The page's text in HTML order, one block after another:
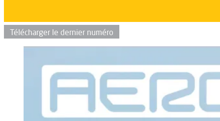
Télécharger le dernier numéro